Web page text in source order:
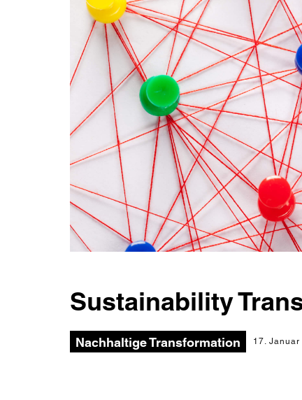
Sustainability
Nachhaltige Transformation 17. Januar